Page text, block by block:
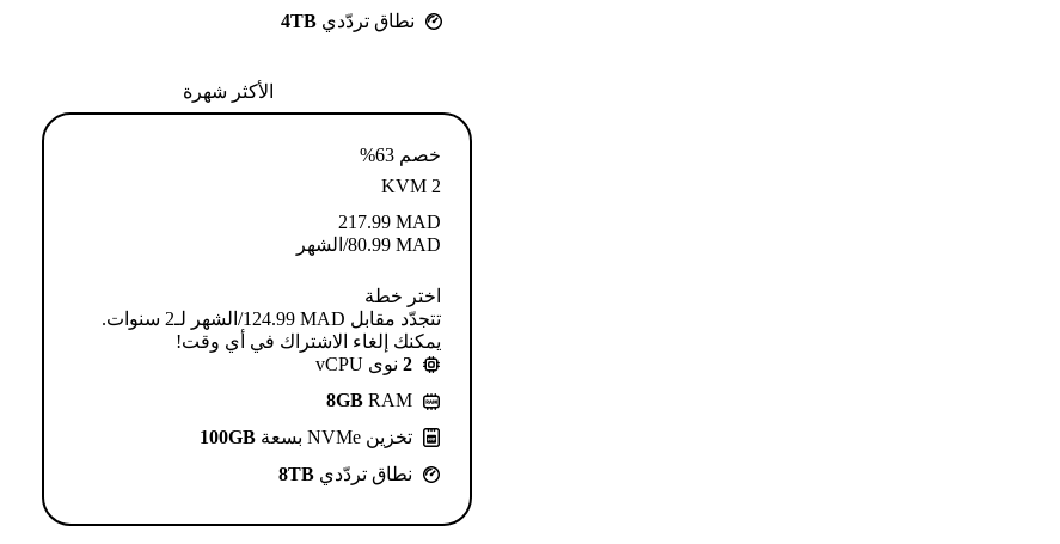
نطاق تردّدي 4TB
الأكثر شهرة
خصم 63%
KVM 2
MAD
217.99
MAD
80.99/الشهر
اختر خطة
تتجدّد مقابل MAD ⁦124.99⁩/الشهر لـ2 سنوات.
يمكنك إلغاء الاشتراك في أي وقت!
2 نوى vCPU
8GB RAM
تخزين NVMe بسعة
100GB
نطاق تردّدي 8TB